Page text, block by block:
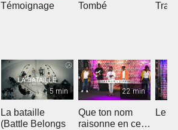
Témoignage Tombé
5 min
La bataille
(Battle Belongs
22 min
Que ton nom
raisonne en ce
Le